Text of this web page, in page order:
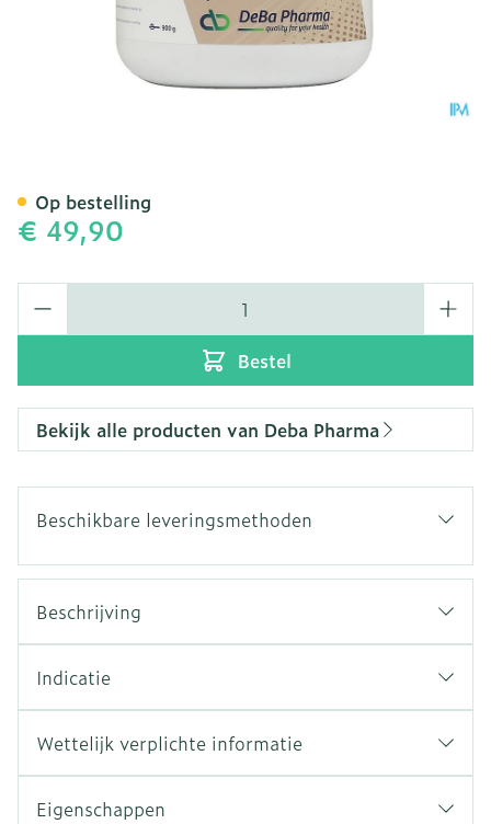
€ 49,90
Bestel
Op bestelling
Bekijk alle producten van Deba Pharma
Beschikbare leveringsmethoden
Beschrijving
Indicatie
Wettelijk verplichte informatie
Eigenschappen